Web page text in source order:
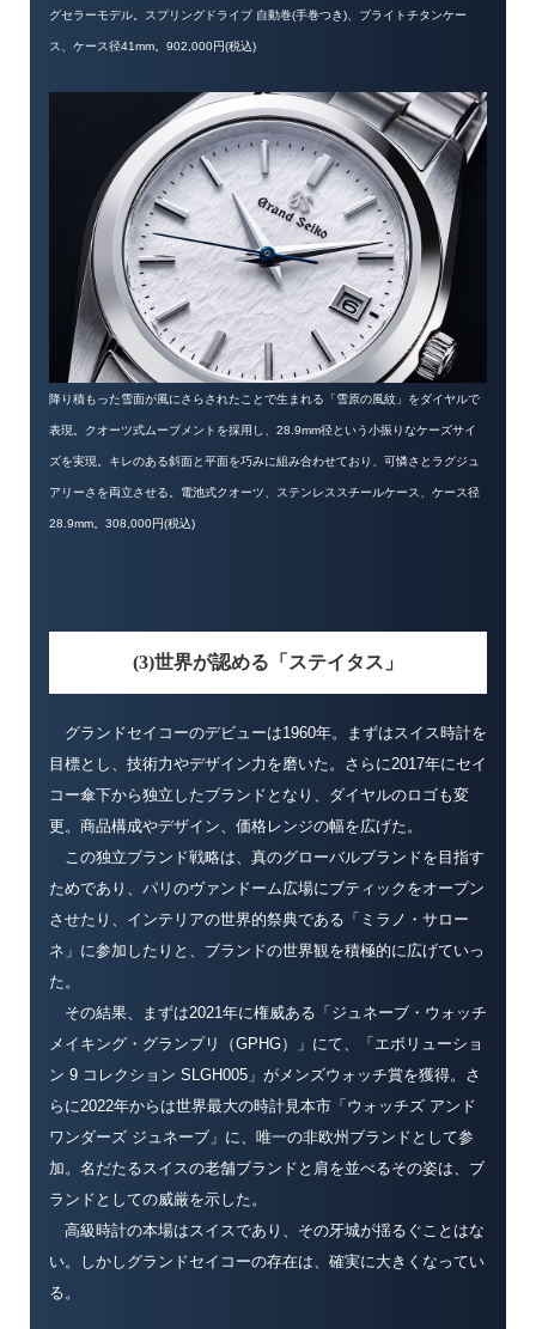
グセラーモデル。スプリングドライブ 自動巻(手巻つき)、ブライトチタンケー
ス、ケース径41mm。902,000円(税込)
降り積もった雪面が風にさらされたことで生まれる「雪原の風紋」をダイヤルで
表現。クオーツ式ムーブメントを採用し、28.9mm径という小振りなケーズサイ
ズを実現。キレのある斜面と平面を巧みに組み合わせており、可憐さとラグジュ
アリーさを両立させる。電池式クオーツ、ステンレススチールケース、ケース径
28.9mm。308,000円(税込)
(3)世界が認める「ステイタス」
グランドセイコーのデビューは1960年。まずはスイス時計を
目標とし、技術力やデザイン力を磨いた。さらに2017年にセイ
コー傘下から独立したブランドとなり、ダイヤルのロゴも変
更。商品構成やデザイン、価格レンジの幅を広げた。
この独立ブランド戦略は、真のグローバルブランドを目指す
ためであり、パリのヴァンドーム広場にブティックをオープン
させたり、インテリアの世界的祭典である「ミラノ・サロー
ネ」に参加したりと、ブランドの世界観を積極的に広げていっ
た。
その結果、まずは2021年に権威ある「ジュネーブ・ウォッチ
メイキング・グランプリ（GPHG）」にて、「エボリューショ
ン 9 コレクション SLGH005」がメンズウォッチ賞を獲得。さ
らに2022年からは世界最大の時計見本市「ウォッチズ アンド
ワンダーズ ジュネーブ」に、唯一の非欧州ブランドとして参
加。名だたるスイスの老舗ブランドと肩を並べるその姿は、ブ
ランドとしての威厳を示した。
高級時計の本場はスイスであり、その牙城が揺るぐことはな
い。しかしグランドセイコーの存在は、確実に大きくなってい
る。